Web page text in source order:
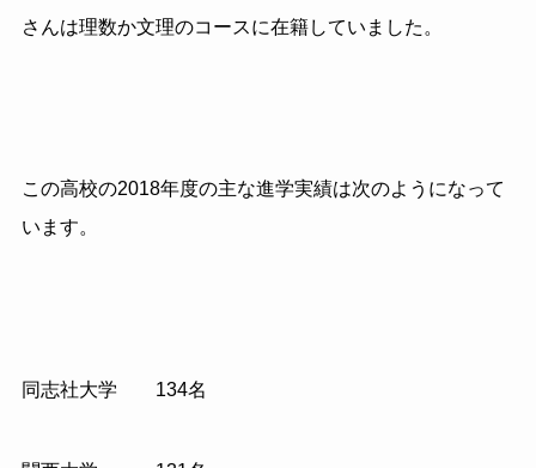
さんは理数か文理のコースに在籍していました。
この高校の2018年度の主な進学実績は次のようになって
います。
同志社大学 134名